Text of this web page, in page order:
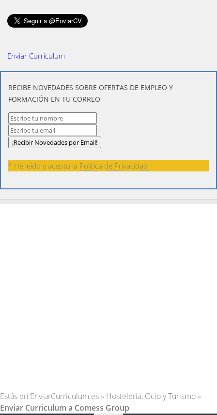
Enviar Curriculum
​RECIBE NOVEDADES SOBRE OFERTAS DE EMPLEO Y
FORMACIÓN EN TU CORREO
* He leído y acepto la Política de Privacidad
Estás en EnviarCurriculum.es» Hostelería, Ocio y Turismo»
Enviar Curriculum a Comess Group